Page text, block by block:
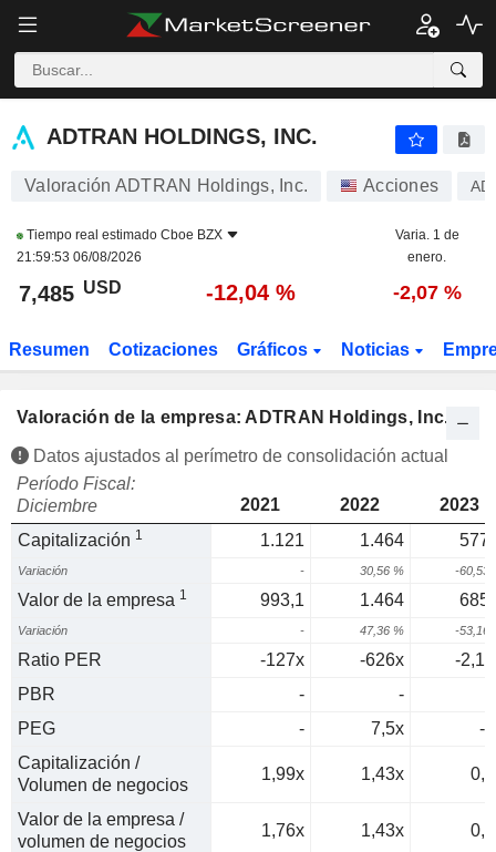
ADTRAN HOLDINGS, INC.
ADTRAN HOLDINGS, INC.
Valoración ADTRAN Holdings, Inc. Acciones
Tiempo real estimado Cboe BZX
21:59:53 06/08/2026
Varia. 1 de
enero.
7,485 USD -12,04 % -2,07 %
Resumen Cotizaciones Gráficos Noticias
Valoración de la empresa: ADTRAN Holdings, Inc.
Datos ajustados al perímetro de consolidación actual
Período Fiscal:
Diciembre
2021 2022
2023
Capitalización 1 1.121 1.464
Variación - 30,56 % -60,53
Valor de la empresa 1 993,1 1.464
Variación - 47,36 % -53,16
Ratio PER -127x -626x
-
PBR
-
-
PEG
- 7,5x
-
Capitalización /
Volumen de negocios
1,99x 1,43x
Valor de la empresa /
volumen de negocios
1,76x 1,43x